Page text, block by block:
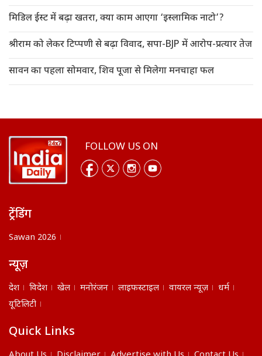
मिडिल ईस्ट में बढ़ा खतरा, क्या काम आएगा ‘इस्लामिक नाटो’?
श्रीराम को लेकर टिप्पणी से बढ़ा विवाद, सपा-BJP में आरोप-प्रत्यार तेज
सावन का पहला सोमवार, शिव पूजा से मिलेगा मनचाहा फल
FOLLOW US ON
ट्रेंडिंग
Sawan 2026
न्यूज़
देश विदेश खेल मनोरंजन लाइफस्टाइल वायरल न्यूज़
धर्म
यूटिलिटी
Quick Links